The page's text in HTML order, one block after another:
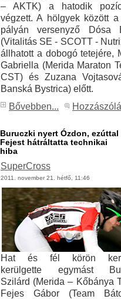
– AKTK) a hatodik
végzett. A hölgyek között
pályán versenyző Dósa
(Vitalitás SE - SCOTT -
állhatott a dobogó tetejére,
Gabriella (Merida Maraton
CST) és Zuzana
Banská Bystrica) előtt.
Bővebben...
Buruczki nyert Ózdon, ezúttal
Fejest hátráltatta technikai
hiba
SuperCross
2011. november 21. hétfő, 11:46
Hat és fél körön
kerülgette egymást
Szilárd (Merida – Kőbánya
Fejes Gábor (Team